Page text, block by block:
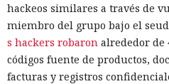
hackeos similares a través de
miembro del grupo bajo el
s hackers robaron alrededor de
códigos fuente de productos,
facturas y registros